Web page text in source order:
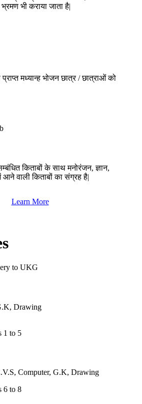
भी कराया जाता है|
प्राप्त मध्यान्ह भोजन छात्र / छात्राओं को
किताबों के साथ मनोरंजन, ज्ञान,
आने वाली किताबों का संग्रह है|
Learn More
Drawing
Computer, G.K, Drawing